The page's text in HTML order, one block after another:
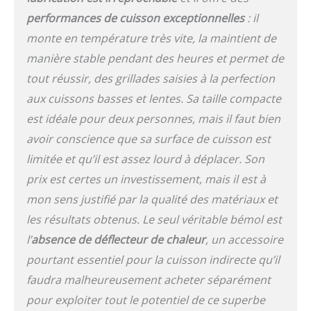
°C ou 800 °F. Pratique et
sûr : le barbecue a une
base en acier. Grâce à la
fermeture de sécurité
intégrée, le couvercle
reste toujours ouvert
malgré le poids. Grâce à
ses dimensions, ce
barbecue kamado est
parfait pour les petites
grillades. SUPERFICIE | La
surface émaillée
céramique plus robuste
et résistante aux
variations de
température. La finition
craquelure rend la
céramique plus
durable. La surface
performances de cuisson exceptionnelles: il
monte en température très vite, la maintient de
manière stable pendant des heures et permet de
tout réussir, des grillades saisies à la perfection
aux cuissons basses et lentes. Sa taille compacte
est idéale pour deux personnes, mais il faut bien
avoir conscience que sa surface de cuisson est
limitée et qu’il est assez lourd à déplacer. Son
prix est certes un investissement, mais il est à
mon sens justifié par la qualité des matériaux et
les résultats obtenus. Le seul véritable bémol est
l’absence de déflecteur de chaleur, un accessoire
pourtant essentiel pour la cuisson indirecte qu’il
faudra malheureusement acheter séparément
pour exploiter tout le potentiel de ce superbe